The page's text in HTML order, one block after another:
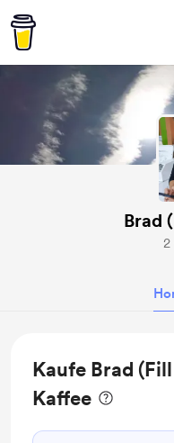
Brad
2
Kaufe Brad
Kaffee